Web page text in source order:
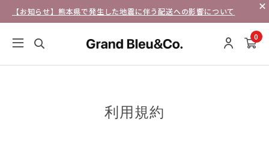
【お知らせ】熊本県で発生した地震に伴う配送への影響について
0
利用規約